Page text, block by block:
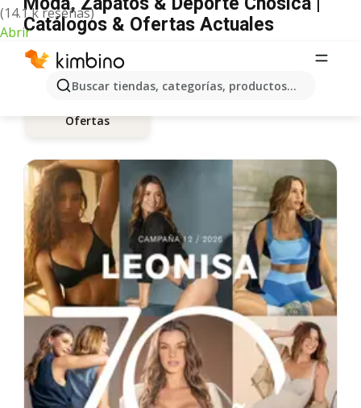
(14.1 k reseñas)
Abrir
Buscar tiendas, categorías, productos...
Catálogos & Ofertas Actuales
Ofertas